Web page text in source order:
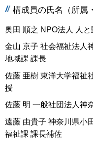
構成員の氏名（所属
奥田 順之 NPO法人 人
金山 京子 社会福祉法人
地域課 課長
佐藤 亜樹 東洋大学福祉
授
佐藤 明 一般社団法人神
遠藤 由貴子 神奈川県小
福祉課 課長補佐